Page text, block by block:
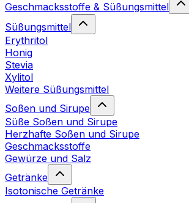
Geschmacksstoffe & Süßungsmittel
Süßungsmittel
Erythritol
Honig
Stevia
Xylitol
Weitere Süßungsmittel
Soßen und Sirupe
Süße Soßen und Sirupe
Herzhafte Soßen und Sirupe
Geschmacksstoffe
Gewürze und Salz
Getränke
Isotonische Getränke